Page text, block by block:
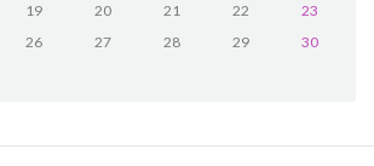
19 20 21 22
23
26 27 28 29
30